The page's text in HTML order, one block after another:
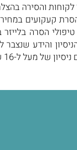
קעקועים
הסרה
והידע
16 שנה בתחום הלייזר.